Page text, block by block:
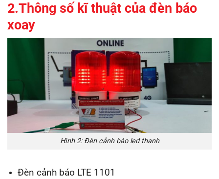
2.Thông số kĩ thuật của đèn báo
xoay
Hình 2: Đèn cảnh báo led thanh
Đèn cảnh báo LTE 1101